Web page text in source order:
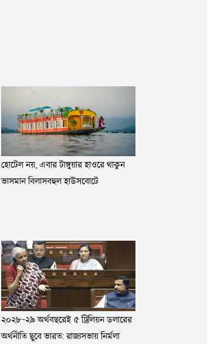
হোটেল নয়, এবার টাঙ্গুয়ার হাওরে থাকুন
ভাসমান বিলাসবহুল হাউসবোটে
২০২৮-২৯ অর্থবছরেই ৫ ট্রিলিয়ন ডলারের
অর্থনীতি ছুবে ভারত: রাজ্যসভায় নির্মলা